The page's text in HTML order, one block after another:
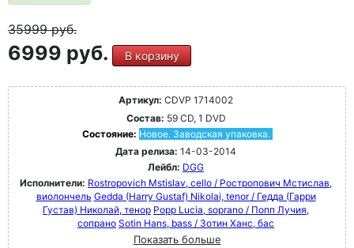
35999руб.
6999 руб. В корзину
Артикул: CDVP 1714002
Состав: 59 CD, 1 DVD
Состояние: Новое. Заводская упаковка.
Дата релиза: 14-03-2014
Лейбл: DGG
Исполнители: Rostropovich Mstislav, cello / Ростропович Мстислав,
виолончель Gedda (Harry Gustaf) Nikolai, tenor / Гедда (Гарри
Густав) Николай, тенор Popp Lucia, soprano / Попп Лучия,
сопрано Sotin Hans, bass / Зотин Ханс, бас
Показать больше